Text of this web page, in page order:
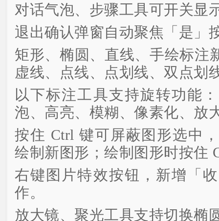
对话气泡、步骤工具可开关显
退出确认弹窗自动聚焦「是」
矩形、椭圆、直线、手绘标注
虚线、点线、点划线、双点划
以下标注工具支持旋转功能
泡、高亮、模糊、像素化、放
按住 Ctrl 键可屏蔽图形选中
绘制新图形；绘制图形时按住
右键图片特效按钮，新增「
作。
放大镜、聚光工具支持切换椭